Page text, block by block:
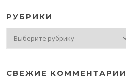
РУБРИКИ
СВЕЖИЕ КОММЕНТАРИИ